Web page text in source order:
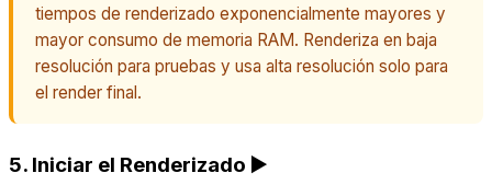
tiempos de renderizado exponencialmente mayores y
mayor consumo de memoria RAM. Renderiza en baja
resolución para pruebas y usa alta resolución solo para
el render final.
5. Iniciar el Renderizado ▶️